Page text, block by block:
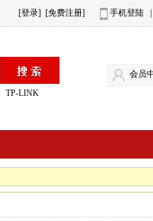
[登录] [免费注册] 手机登陆
TP-LINK
会员